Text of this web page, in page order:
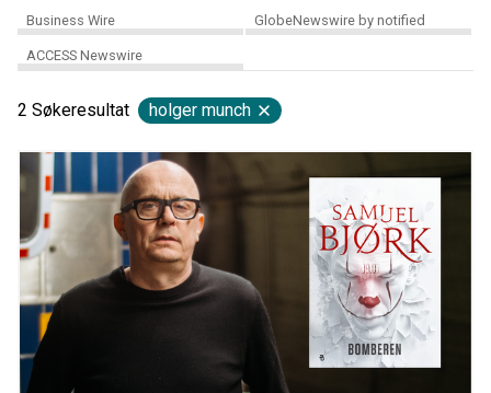
Business Wire GlobeNewswire by notified
ACCESS Newswire
2 Søkeresultat holger munch